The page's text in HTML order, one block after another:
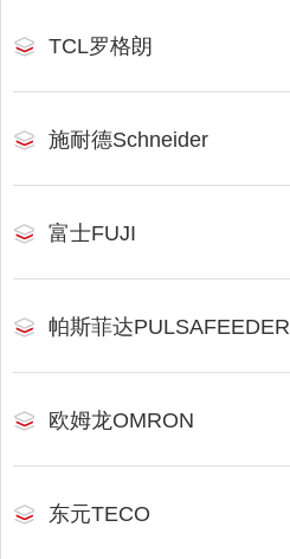
TCL罗格朗
施耐德Schneider
富士FUJI
帕斯菲达PULSAFEEDER
欧姆龙OMRON
东元TECO